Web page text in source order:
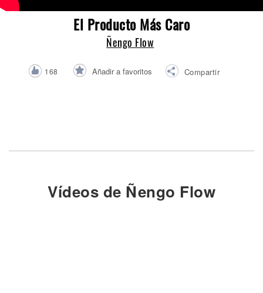
El Producto Más Caro
Ñengo Flow
168 Añadir a favoritos Compartir
Vídeos de Ñengo Flow